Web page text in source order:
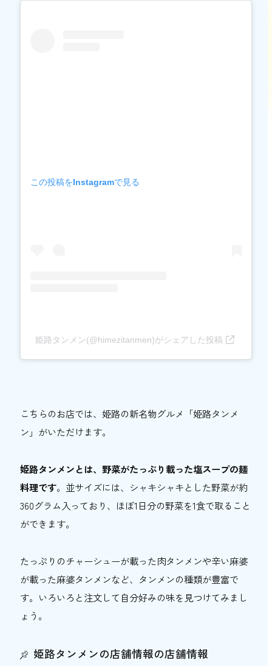
この投稿をInstagramで見る
姫路タンメン(@himezitanmen)がシェアした投稿
こちらのお店では、姫路の新名物グルメ「姫路タンメ
ン」がいただけます。
姫路タンメンとは、野菜がたっぷり載った塩スープの麺
料理です。並サイズには、シャキシャキとした野菜が約
360グラム入っており、ほぼ1日分の野菜を1食で取ること
ができます。
たっぷりのチャーシューが載った肉タンメンや辛い麻婆
が載った麻婆タンメンなど、タンメンの種類が豊富で
す。いろいろと注文して自分好みの味を見つけてみまし
ょう。
姫路タンメンの店舗情報の店舗情報